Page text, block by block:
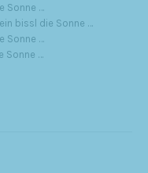
Sonne …
bissl die Sonne …
Sonne …
Sonne …